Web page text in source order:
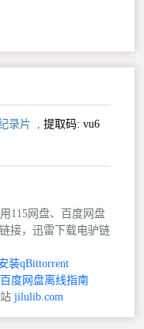
录片 提取码:vu6
115网盘、百度网盘
接，迅雷下载电驴链
装qBittorrent
度网盘离线指南
jilulib.com